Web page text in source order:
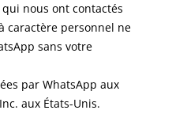
nous ont contactés
caractère personnel ne
sans votre
par WhatsApp aux
aux États-Unis.